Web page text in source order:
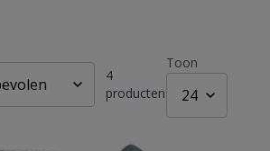
4
producten
Toon